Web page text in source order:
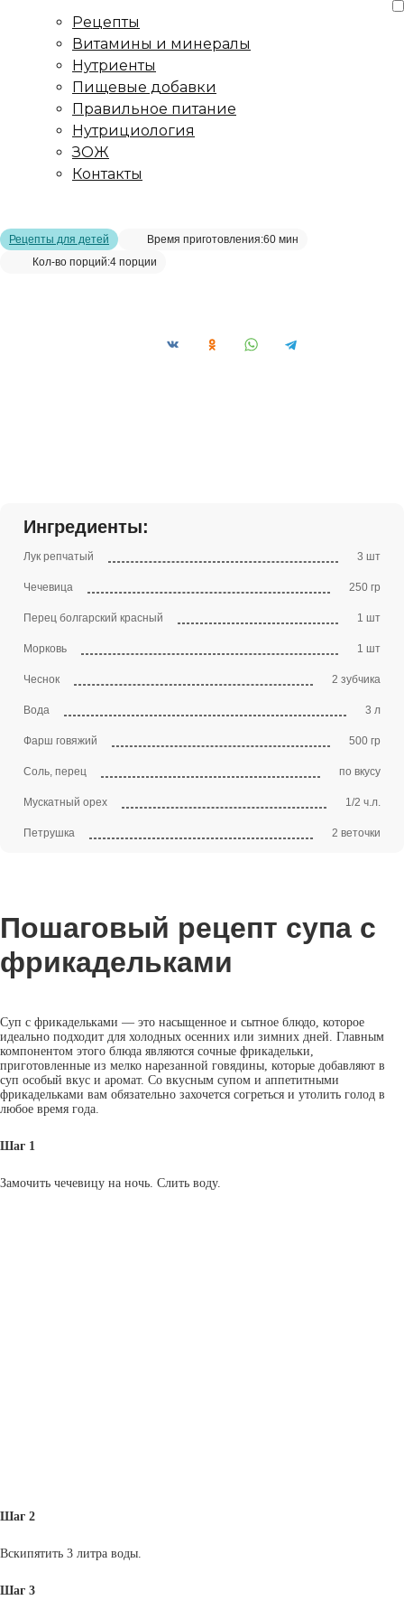
Рецепты
Витамины и минералы
Нутриенты
Пищевые добавки
Правильное питание
Нутрициология
ЗОЖ
Контакты
Рецепты для детей Время приготовления:60 мин
Кол-во порций:4 порции
Ингредиенты:
Лук репчатый 3 шт
Чечевица 250 гр
Перец болгарский красный 1 шт
Морковь 1 шт
Чеснок 2 зубчика
Вода 3 л
Фарш говяжий 500 гр
Соль, перец по вкусу
Мускатный орех 1/2 ч.л.
Петрушка 2 веточки
Пошаговый рецепт супа с
фрикадельками
Суп с фрикадельками — это насыщенное и сытное блюдо, которое
идеально подходит для холодных осенних или зимних дней. Главным
компонентом этого блюда являются сочные фрикадельки,
приготовленные из мелко нарезанной говядины, которые добавляют в
суп особый вкус и аромат. Со вкусным супом и аппетитными
фрикадельками вам обязательно захочется согреться и утолить голод в
любое время года.
Шаг 1
Замочить чечевицу на ночь. Слить воду.
Шаг 2
Вскипятить 3 литра воды.
Шаг 3